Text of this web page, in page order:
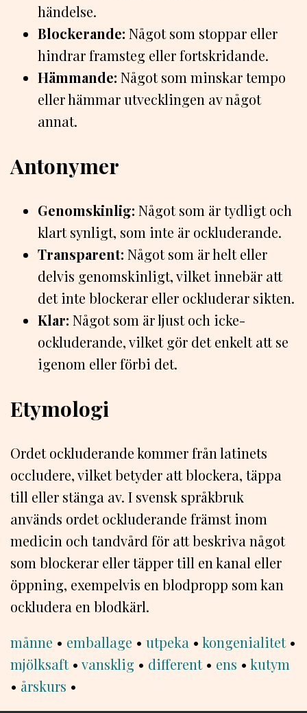
händelse.
Blockerande: Något som stoppar eller
hindrar framsteg eller fortskridande.
Hämmande: Något som minskar tempo
eller hämmar utvecklingen av något
annat.
Antonymer
Genomskinlig: Något som är tydligt och
klart synligt, som inte är ockluderande.
Transparent: Något som är helt eller
delvis genomskinligt, vilket innebär att
det inte blockerar eller ockluderar sikten.
Klar: Något som är ljust och icke-
ockluderande, vilket gör det enkelt att se
igenom eller förbi det.
Etymologi
Ordet ockluderande kommer från latinets
occludere, vilket betyder att blockera, täppa
till eller stänga av. I svensk språkbruk
används ordet ockluderande främst inom
medicin och tandvård för att beskriva något
som blockerar eller täpper till en kanal eller
öppning, exempelvis en blodpropp som kan
ockludera en blodkärl.
månne • emballage • utpeka • kongenialitet•
mjölksaft• vansklig • different• ens • kutym
• årskurs •